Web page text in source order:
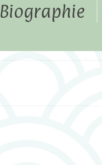
Biographie